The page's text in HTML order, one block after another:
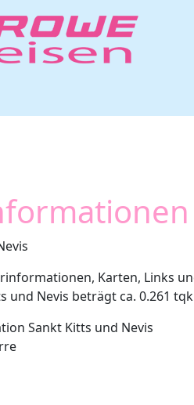
Karten, Links
und Nevis beträgt ca. 0.261
Sankt Kitts und Nevis